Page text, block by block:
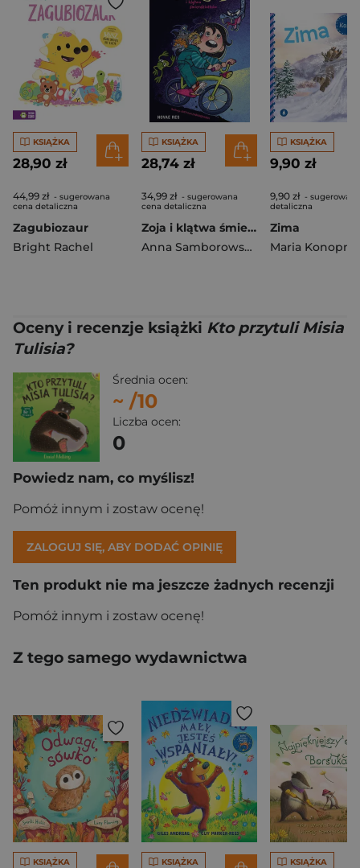
KSIĄŻKA
28,90 zł
44,99 zł - sugerowana
cena detaliczna
Zagubiozaur
Bright Rachel
KSIĄŻKA
28,74 zł
34,99 zł - sugerowana
cena detaliczna
Zoja i klątwa śmierdziołków
Anna Samborowska
KSIĄŻKA
9,90 zł
9,90 zł -
detaliczna
Zima
Maria
Oceny i recenzje książki Kto przytuli Misia
Tulisia?
Średnia ocen:
~ /10
Liczba ocen:
0
Powiedz nam, co myślisz!
Pomóż innym i zostaw ocenę!
ZALOGUJ SIĘ, ABY DODAĆ OPINIĘ
Ten produkt nie ma jeszcze żadnych recenzji
Pomóż innym i zostaw ocenę!
Z tego samego wydawnictwa
KSIĄŻKA KSIĄŻKA KSIĄŻKA